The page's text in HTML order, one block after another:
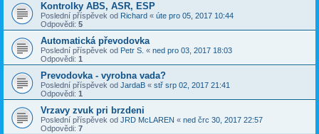
Kontrolky ABS, ASR, ESP
Poslední příspěvek od Richard « úte pro 05, 2017 10:44
Odpovědi: 5
Automatická převodovka
Poslední příspěvek od Petr S. « ned pro 03, 2017 18:03
Odpovědi: 1
Prevodovka - vyrobna vada?
Poslední příspěvek od JardaB « stř srp 02, 2017 21:41
Odpovědi: 1
Vrzavy zvuk pri brzdeni
Poslední příspěvek od JRD McLAREN « ned črc 30, 2017 22:57
Odpovědi: 7